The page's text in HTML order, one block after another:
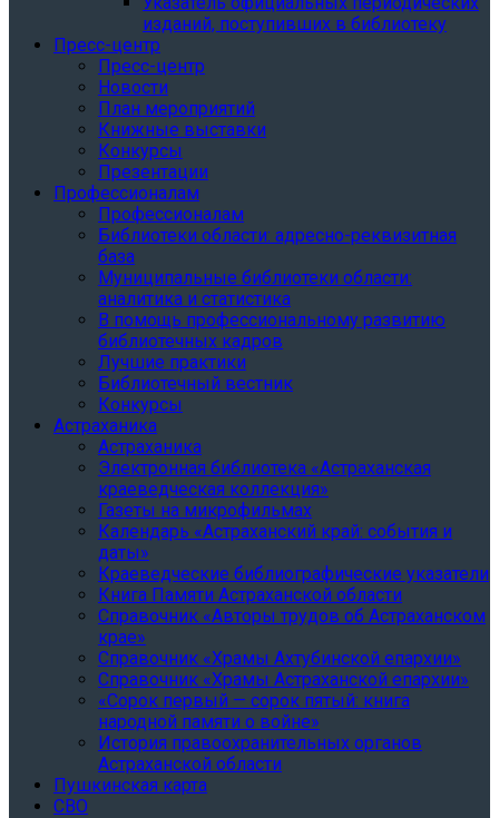
изданий, поступивших в библиотеку
Пресс-центр
Пресс-центр
Новости
План мероприятий
Книжные выставки
Конкурсы
Презентации
Профессионалам
Профессионалам
Библиотеки области: адресно-реквизитная
база
Муниципальные библиотеки области:
аналитика и статистика
В помощь профессиональному развитию
библиотечных кадров
Лучшие практики
Библиотечный вестник
Конкурсы
Астраханика
Астраханика
Электронная библиотека «Астраханская
краеведческая коллекция»
Газеты на микрофильмах
Календарь «Астраханский край: события и
даты»
Краеведческие библиографические указатели
Книга Памяти Астраханской области
Справочник «Авторы трудов об Астраханском
крае»
Справочник «Храмы Ахтубинской епархии»
Cправочник «Храмы Астраханской епархии»
«Сорок первый — сорок пятый: книга
народной памяти о войне»
История правоохранительных органов
Астраханской области
Пушкинская карта
СВО